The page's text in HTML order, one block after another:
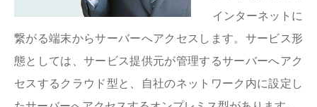
インターネットに
繋がる端末からサーバーへアクセスします。サービス形
態としては、サービス提供元が管理するサーバーへアク
セスするクラウド型と、自社のネットワーク内に設定し